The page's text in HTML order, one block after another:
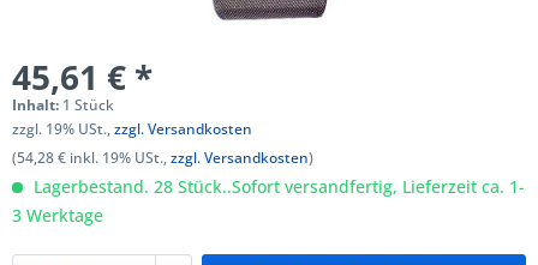
45,61 € *
Inhalt: 1 Stück
zzgl. 19% USt.,zzgl. Versandkosten
(54,28 € inkl. 19% USt.,zzgl. Versandkosten)
Lagerbestand. 28 Stück..Sofort versandfertig, Lieferzeit ca. 1-
3 Werktage